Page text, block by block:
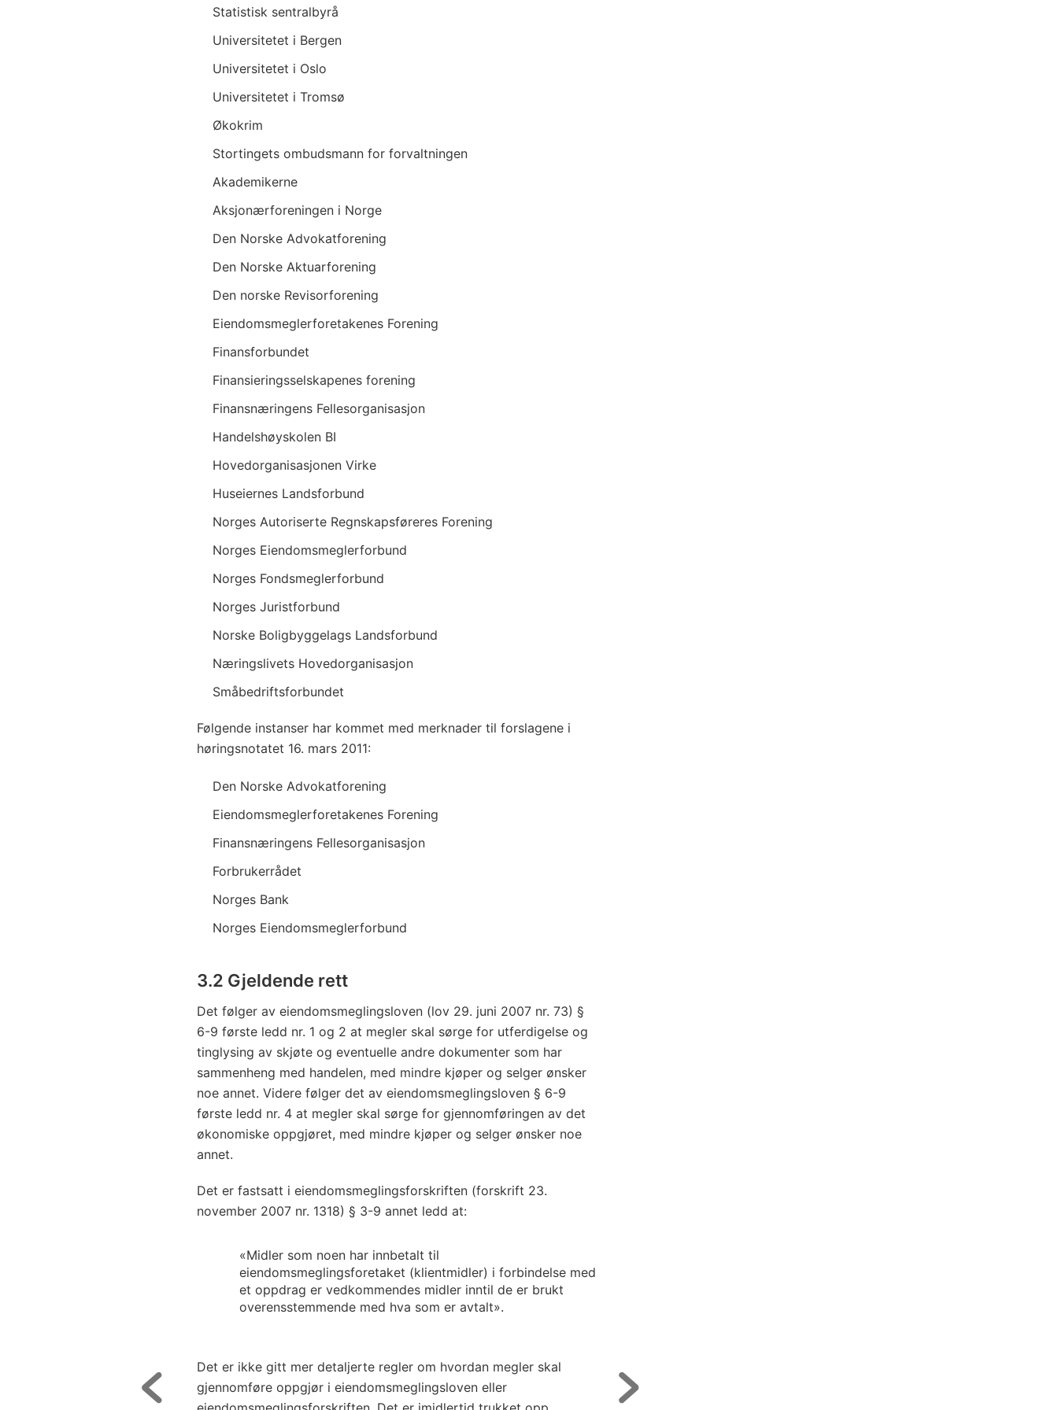
Statistisk sentralbyrå
Universitetet i Bergen
Universitetet i Oslo
Universitetet i Tromsø
Økokrim
Stortingets ombudsmann for forvaltningen
Akademikerne
Aksjonærforeningen i Norge
Den Norske Advokatforening
Den Norske Aktuarforening
Den norske Revisorforening
Eiendomsmeglerforetakenes Forening
Finansforbundet
Finansieringsselskapenes forening
Finansnæringens Fellesorganisasjon
Handelshøyskolen BI
Hovedorganisasjonen Virke
Huseiernes Landsforbund
Norges Autoriserte Regnskapsføreres Forening
Norges Eiendomsmeglerforbund
Norges Fondsmeglerforbund
Norges Juristforbund
Norske Boligbyggelags Landsforbund
Næringslivets Hovedorganisasjon
Småbedriftsforbundet
Følgende instanser har kommet med merknader til forslagene i
høringsnotatet 16. mars 2011:
Den Norske Advokatforening
Eiendomsmeglerforetakenes Forening
Finansnæringens Fellesorganisasjon
Forbrukerrådet
Norges Bank
Norges Eiendomsmeglerforbund
3.2 Gjeldende rett
Det følger av eiendomsmeglingsloven (lov 29. juni 2007 nr. 73) §
6-9 første ledd nr. 1 og 2 at megler skal sørge for utferdigelse og
tinglysing av skjøte og eventuelle andre dokumenter som har
sammenheng med handelen, med mindre kjøper og selger ønsker
noe annet. Videre følger det av eiendomsmeglingsloven § 6-9
første ledd nr. 4 at megler skal sørge for gjennomføringen av det
økonomiske oppgjøret, med mindre kjøper og selger ønsker noe
annet.
Det er fastsatt i eiendomsmeglingsforskriften (forskrift 23.
november 2007 nr. 1318) § 3-9 annet ledd at:
«Midler som noen har innbetalt til
eiendomsmeglingsforetaket (klientmidler) i forbindelse med
et oppdrag er vedkommendes midler inntil de er brukt
overensstemmende med hva som er avtalt».
Det er ikke gitt mer detaljerte regler om hvordan megler skal
gjennomføre oppgjør i eiendomsmeglingsloven eller